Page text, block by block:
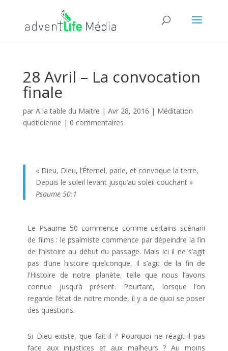
28 Avril – La convocation
finale
par A la table du Maitre | Avr 28, 2016 | Méditation
quotidienne | 0 commentaires
« Dieu, Dieu, l’Éternel, parle, et convoque la terre,
Depuis le soleil levant jusqu’au soleil couchant »
Psaume 50:1
Le Psaume 50 commence comme certains scénarii
de films : le psalmiste commence par dépeindre la fin
de l’histoire au début du passage. Mais ici il ne s’agit
pas d’une histoire quelconque, il s’agit de la fin de
l’Histoire de notre planète, telle que nous l’avons
connue jusqu’à présent. Pourtant, lorsque l’on
regarde l’état de notre monde, il y a de quoi se poser
des questions.
Si Dieu existe, que fait-il ? Pourquoi ne réagit-il pas
face aux injustices et aux malheurs ? Au moins